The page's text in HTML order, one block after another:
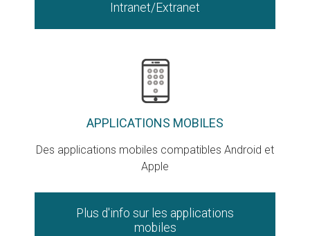
Intranet/Extranet
APPLICATIONS MOBILES
Des applications mobiles compatibles Android et
Apple
Plus d'info sur les applications
mobiles